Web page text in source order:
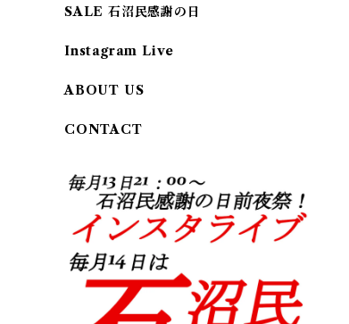
SALE 石沼民感謝の日
Instagram Live
ABOUT US
CONTACT